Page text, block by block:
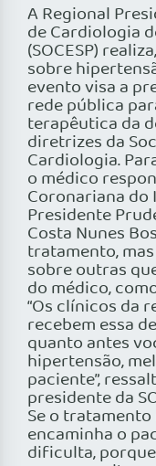
A Regional
de Cardiologia
(SOCESP)
sobre
evento visa a
rede pública
terapêutica da
diretrizes da
Cardiologia.
o médico
Coronariana
Presidente
Costa Nunes
tratamento,
sobre outras
do médico,
“Os clínicos da
recebem essa
quanto antes
hipertensão,
paciente”,
presidente da
Se o
encaminha o
dificulta,